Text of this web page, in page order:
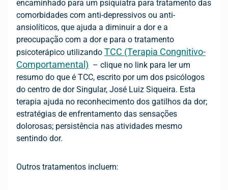
encaminhado para um psiquiatra para tratamento das
comorbidades com anti-depressivos ou anti-
ansiolíticos, que ajuda a diminuir a dor e a
preocupação com a dor e para o tratamento
psicoterápico utilizando TCC (Terapia Congnitivo-
Comportamental) – clique no link para ler um
resumo do que é TCC, escrito por um dos psicólogos
do centro de dor Singular, José Luiz Siqueira. Esta
terapia ajuda no reconhecimento dos gatilhos da dor;
estratégias de enfrentamento das sensações
dolorosas; persistência nas atividades mesmo
sentindo dor.
Outros tratamentos incluem: